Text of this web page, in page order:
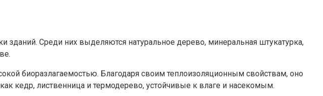
Среди них выделяются натуральное дерево, минеральная штукатурка,
биоразлагаемостью. Благодаря своим теплоизоляционным свойствам, оно
кедр, лиственница и термодерево, устойчивые к влаге и насекомым.